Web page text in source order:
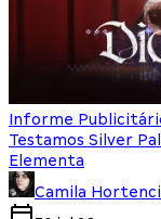
Informe
Testamos Silver
Elementa
Camila